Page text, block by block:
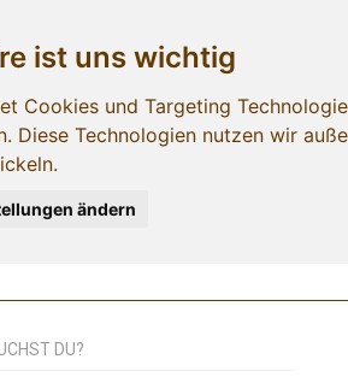
ist uns wichtig
Cookies und Targeting
Diese Technologien nutzen wir
ändern